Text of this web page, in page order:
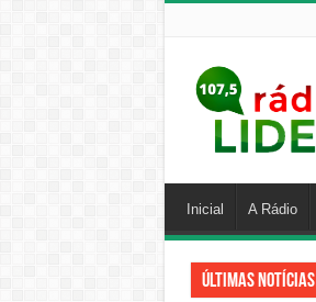
Inicial A Rádio
Últimas Notícias